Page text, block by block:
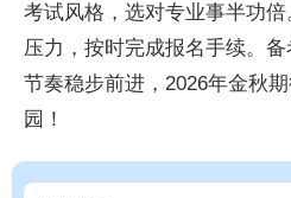
考试风格，选对专业事半功
压力，按时完成报名手续。
节奏稳步前进，2026年金秋
园！